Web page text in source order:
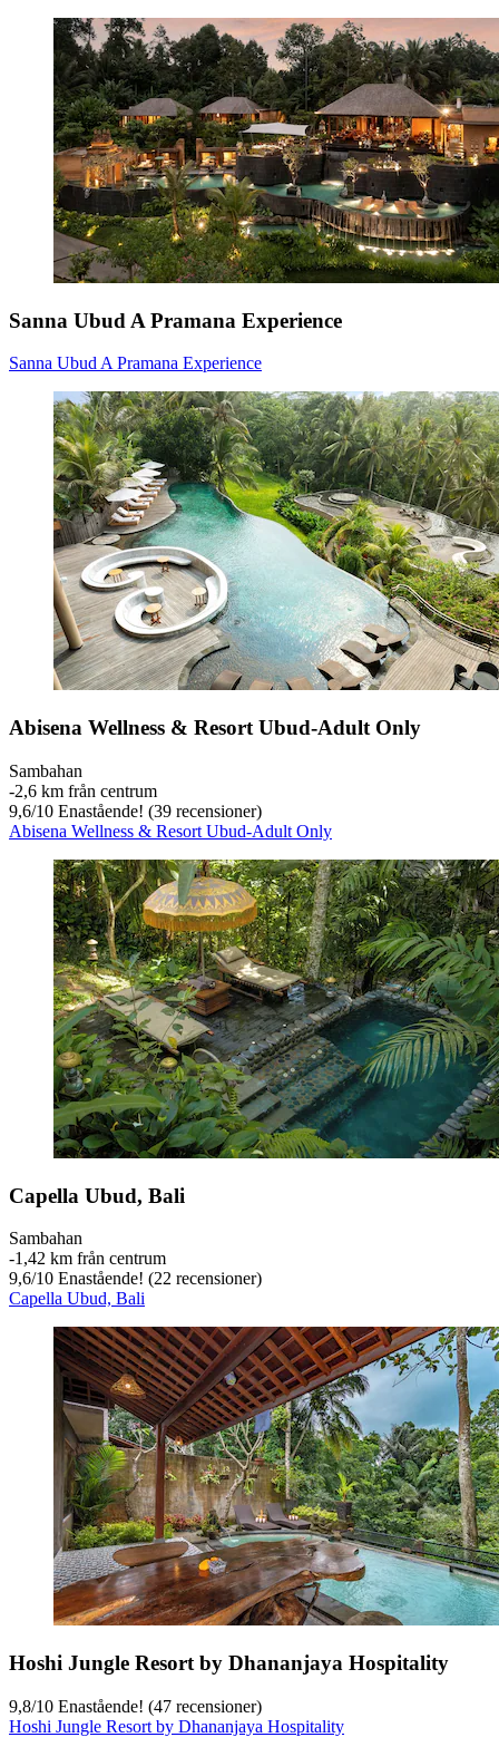
Sanna Ubud A Pramana Experience
Sanna Ubud A Pramana Experience
Abisena Wellness & Resort Ubud-Adult Only
Sambahan
‐2,6 km från centrum
9,6/10 Enastående! (39 recensioner)
Abisena Wellness & Resort Ubud-Adult Only
Capella Ubud, Bali
Sambahan
‐1,42 km från centrum
9,6/10 Enastående! (22 recensioner)
Capella Ubud, Bali
Hoshi Jungle Resort by Dhananjaya Hospitality
9,8/10 Enastående! (47 recensioner)
Hoshi Jungle Resort by Dhananjaya Hospitality